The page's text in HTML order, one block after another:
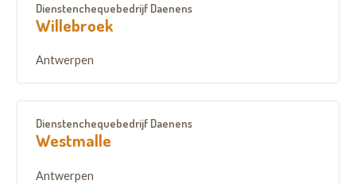
Dienstenchequebedrijf Daenens
Willebroek
Antwerpen
Dienstenchequebedrijf Daenens
Westmalle
Antwerpen